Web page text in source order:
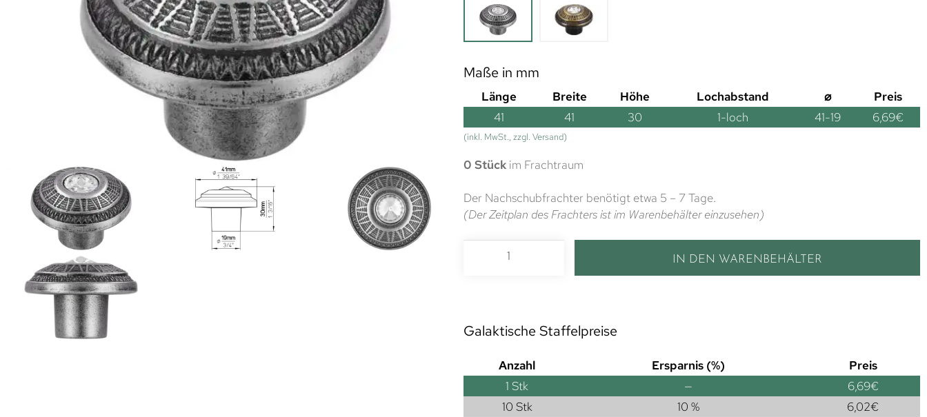
Maße in mm
Länge Breite Höhe Lochabstand ⌀
Preis
41
41 30 1-loch 41-19 6,69€
(inkl. MwSt., zzgl. Versand)
0 Stück im Frachtraum
Der Nachschubfrachter benötigt etwa 5 – 7 Tage.
(Der Zeitplan des Frachters ist im Warenbehälter einzusehen)
IN DEN WARENBEHÄLTER
Galaktische Staffelpreise
Anzahl Ersparnis (%)
Preis
1 Stk — 6,69€
10 Stk
10 % 6,02€